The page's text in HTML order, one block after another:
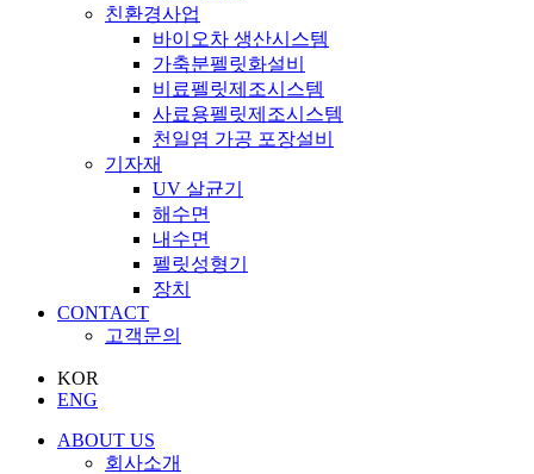
친환경사업
바이오차 생산시스템
가축분펠릿화설비
비료펠릿제조시스템
사료용펠릿제조시스템
천일염 가공 포장설비
기자재
UV 살균기
해수면
내수면
펠릿성형기
장치
CONTACT
고객문의
KOR
ENG
ABOUT US
회사소개